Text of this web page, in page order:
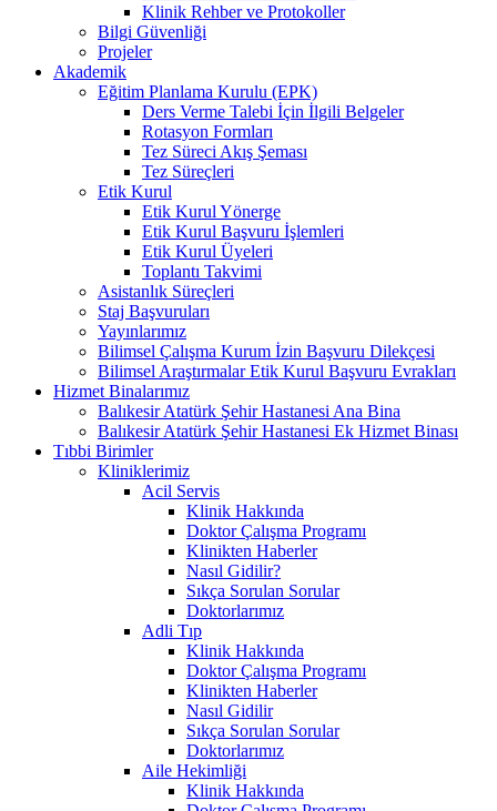
Klinik Rehber ve Protokoller
Bilgi Güvenliği
Projeler
Akademik
Eğitim Planlama Kurulu (EPK)
Ders Verme Talebi İçin İlgili Belgeler
Rotasyon Formları
Tez Süreci Akış Şeması
Tez Süreçleri
Etik Kurul
Etik Kurul Yönerge
Etik Kurul Başvuru İşlemleri
Etik Kurul Üyeleri
Toplantı Takvimi
Asistanlık Süreçleri
Staj Başvuruları
Yayınlarımız
Bilimsel Çalışma Kurum İzin Başvuru Dilekçesi
Bilimsel Araştırmalar Etik Kurul Başvuru Evrakları
Hizmet Binalarımız
Balıkesir Atatürk Şehir Hastanesi Ana Bina
Balıkesir Atatürk Şehir Hastanesi Ek Hizmet Binası
Tıbbi Birimler
Kliniklerimiz
Acil Servis
Klinik Hakkında
Doktor Çalışma Programı
Klinikten Haberler
Nasıl Gidilir?
Sıkça Sorulan Sorular
Doktorlarımız
Adli Tıp
Klinik Hakkında
Doktor Çalışma Programı
Klinikten Haberler
Nasıl Gidilir
Sıkça Sorulan Sorular
Doktorlarımız
Aile Hekimliği
Klinik Hakkında